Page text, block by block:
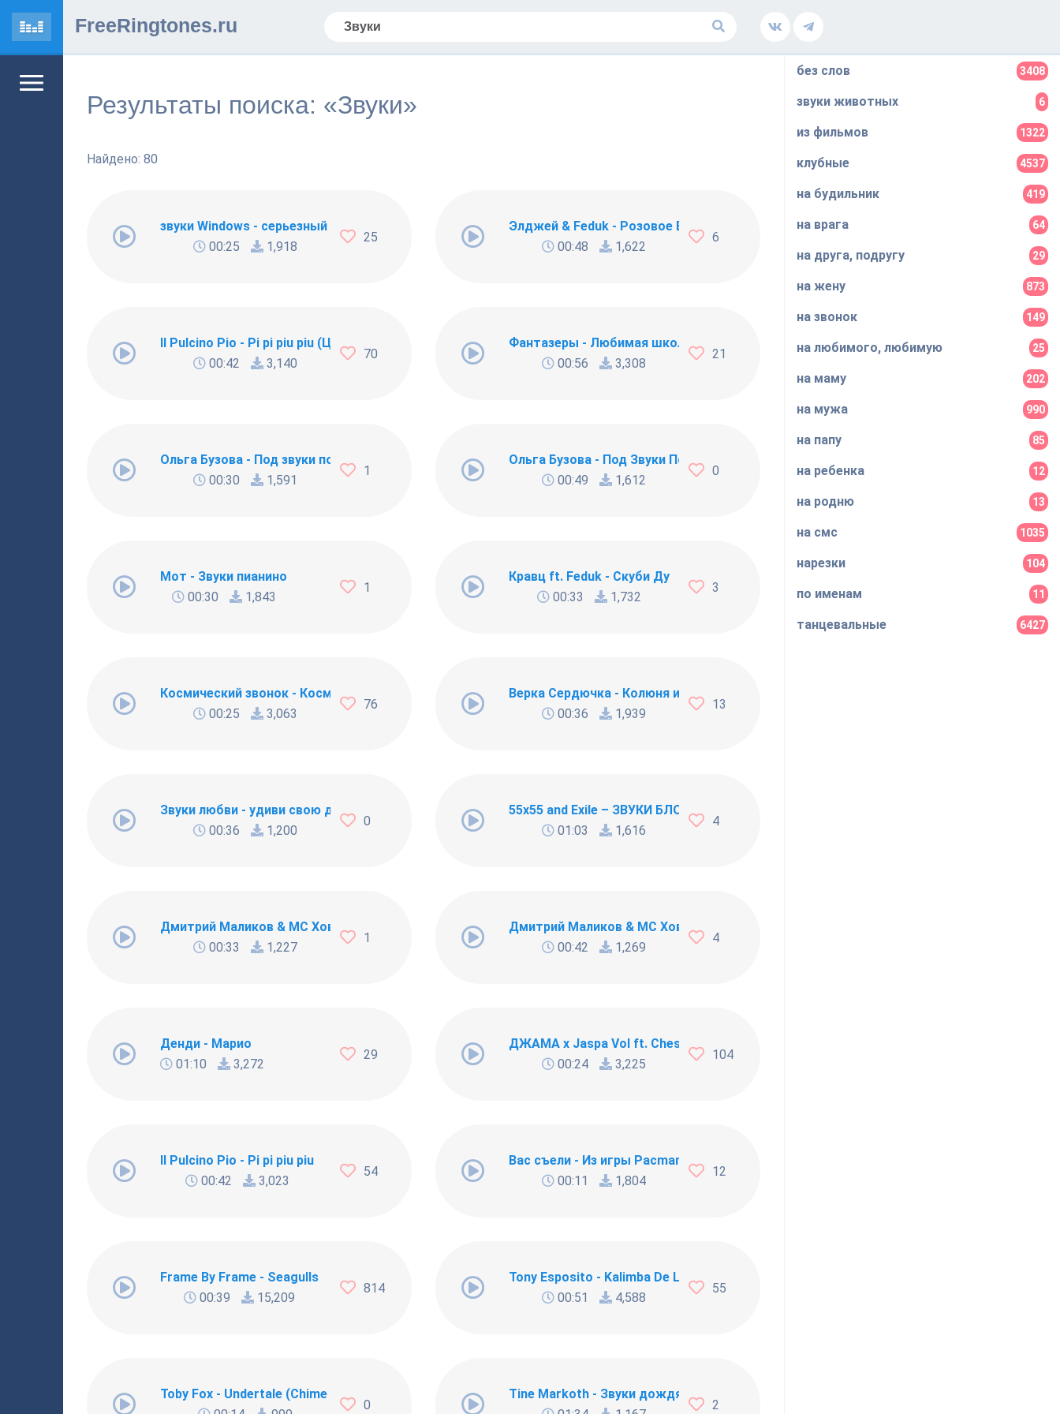
FreeRingtones.ru
Результаты поиска: «Звуки»
Найдено: 80
звуки Windows - серьезный звонок
00:25
1,918
25
Элджей & Feduk - Розовое Вино (Kolya Funk & Lavrushkin Radio Remix)
00:48
1,622
6
Il Pulcino Pio - Pi pi piu piu (Цыпленок Пио)
00:42
3,140
70
Фантазеры - Любимая школа
00:56
3,308
21
Ольга Бузова - Под звуки поцелуев
00:30
1,591
1
Ольга Бузова - Под Звуки Поцелуев (Alex Fit Remix)
00:49
1,612
0
Мот - Звуки пианино
00:30
1,843
1
Кравц ft. Feduk - Скуби Ду
00:33
1,732
3
Космический звонок - Космические звуки
00:25
3,063
76
Верка Сердючка - Колюня и баян
00:36
1,939
13
Звуки любви - удиви свою девушку этой Yuna
00:36
1,200
0
55x55 and Exile – ЗВУКИ БЛОГЕРОВ - Талантливый музыкант и блогер ЗВУКИ БЛОГЕРОВ
01:03
1,616
4
Дмитрий Маликов & MC Хованский - Под бой курантов (пародия на Розовое вино) [21608]
00:33
1,227
1
Дмитрий Маликов & MC Хованский - Под бой курантов (пародия на Розовое вино)
00:42
1,269
4
Денди - Марио
01:10
3,272
29
ДЖАМА x Jaspa Vol ft. Chesta - Звуки урбана
00:24
3,225
104
Il Pulcino Pio - Pi pi piu piu
00:42
3,023
54
Вас съели - Из игры Pacman
00:11
1,804
12
Frame By Frame - Seagulls
00:39
15,209
814
Tony Esposito - Kalimba De Luna
00:51
4,588
55
Toby Fox - Undertale (Chime Remix)
0
Tine Markoth - Звуки дождя в Геленджике
2
без слов 3408
звуки животных 6
из фильмов 1322
клубные 4537
на будильник 419
на врага 64
на друга, подругу 29
на жену 873
на звонок 149
на любимого, любимую 25
на маму 202
на мужа 990
на папу 85
на ребенка 12
на родню 13
на смс 1035
нарезки 104
по именам 11
танцевальные 6427